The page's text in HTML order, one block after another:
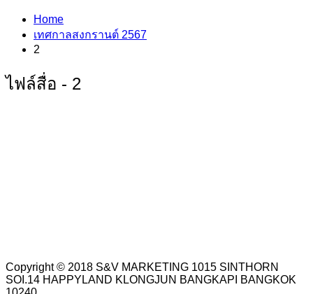
Home
เทศกาลสงกรานต์ 2567
2
ไฟล์สื่อ - 2
Copyright © 2018 S&V MARKETING 1015 SINTHORN
SOI.14 HAPPYLAND KLONGJUN BANGKAPI BANGKOK